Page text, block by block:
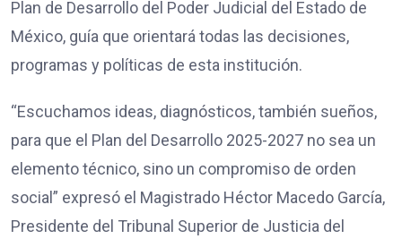
Plan de Desarrollo del Poder Judicial del Estado de
México, guía que orientará todas las decisiones,
programas y políticas de esta institución.
“Escuchamos ideas, diagnósticos, también sueños,
para que el Plan del Desarrollo 2025-2027 no sea un
elemento técnico, sino un compromiso de orden
social” expresó el Magistrado Héctor Macedo García,
Presidente del Tribunal Superior de Justicia del